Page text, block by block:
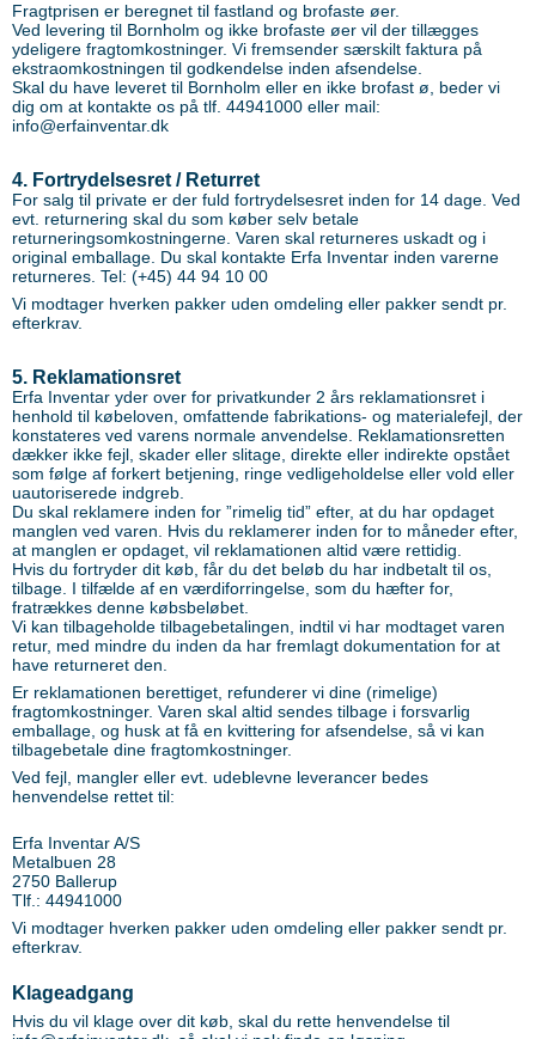
Fragtprisen er beregnet til fastland og brofaste øer.
Ved levering til Bornholm og ikke brofaste øer vil der tillægges
ydeligere fragtomkostninger. Vi fremsender særskilt faktura på
ekstraomkostningen til godkendelse inden afsendelse.
Skal du have leveret til Bornholm eller en ikke brofast ø, beder vi
dig om at kontakte os på tlf. 44941000 eller mail:
info@erfainventar.dk
4. Fortrydelsesret / Returret
For salg til private er der fuld fortrydelsesret inden for 14 dage. Ved
evt. returnering skal du som køber selv betale
returneringsomkostningerne. Varen skal returneres uskadt og i
original emballage. Du skal kontakte Erfa Inventar inden varerne
returneres. Tel: (+45) 44 94 10 00
Vi modtager hverken pakker uden omdeling eller pakker sendt pr.
efterkrav.
5. Reklamationsret
Erfa Inventar yder over for privatkunder 2 års reklamationsret i
henhold til købeloven, omfattende fabrikations- og materialefejl, der
konstateres ved varens normale anvendelse. Reklamationsretten
dækker ikke fejl, skader eller slitage, direkte eller indirekte opstået
som følge af forkert betjening, ringe vedligeholdelse eller vold eller
uautoriserede indgreb.
Du skal reklamere inden for ”rimelig tid” efter, at du har opdaget
manglen ved varen. Hvis du reklamerer inden for to måneder efter,
at manglen er opdaget, vil reklamationen altid være rettidig.
Hvis du fortryder dit køb, får du det beløb du har indbetalt til os,
tilbage. I tilfælde af en værdiforringelse, som du hæfter for,
fratrækkes denne købsbeløbet.
Vi kan tilbageholde tilbagebetalingen, indtil vi har modtaget varen
retur, med mindre du inden da har fremlagt dokumentation for at
have returneret den.
Er reklamationen berettiget, refunderer vi dine (rimelige)
fragtomkostninger. Varen skal altid sendes tilbage i forsvarlig
emballage, og husk at få en kvittering for afsendelse, så vi kan
tilbagebetale dine fragtomkostninger.
Ved fejl, mangler eller evt. udeblevne leverancer bedes
henvendelse rettet til:
Erfa Inventar A/S
Metalbuen 28
2750 Ballerup
Tlf.: 44941000
Vi modtager hverken pakker uden omdeling eller pakker sendt pr.
efterkrav.
Klageadgang
Hvis du vil klage over dit køb, skal du rette henvendelse til